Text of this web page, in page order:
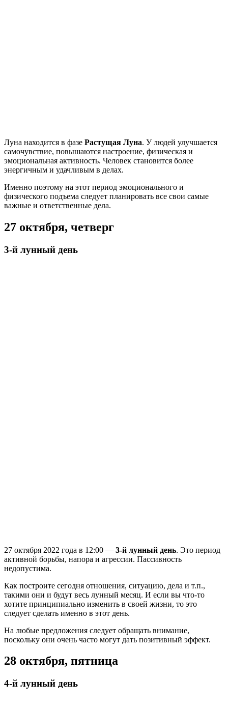
Луна находится в фазе Растущая Луна. У людей улучшается
самочувствие, повышаются настроение, физическая и
эмоциональная активность. Человек становится более
энергичным и удачливым в делах.
Именно поэтому на этот период эмоционального и
физического подъема следует планировать все свои самые
важные и ответственные дела.
27 октября, четверг
3-й лунный день
27 октября 2022 года в 12:00 — 3-й лунный день. Это период
активной борьбы, напора и агрессии. Пассивность
недопустима.
Как построите сегодня отношения, ситуацию, дела и т.п.,
такими они и будут весь лунный месяц. И если вы что-то
хотите принципиально изменить в своей жизни, то это
следует сделать именно в этот день.
На любые предложения следует обращать внимание,
поскольку они очень часто могут дать позитивный эффект.
28 октября, пятница
4-й лунный день